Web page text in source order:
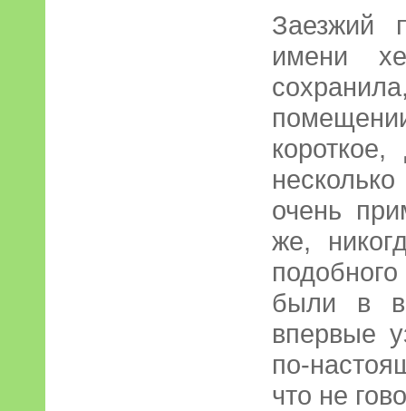
Заезжий
имени
очень
же,
были в
впервые
по-
что не